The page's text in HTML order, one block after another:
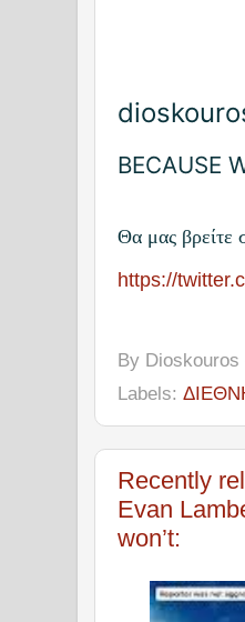
BECAUSE
Θα μας βρείτε
https://
By Dioskouros
Labels:
Recently
Evan
won’t: